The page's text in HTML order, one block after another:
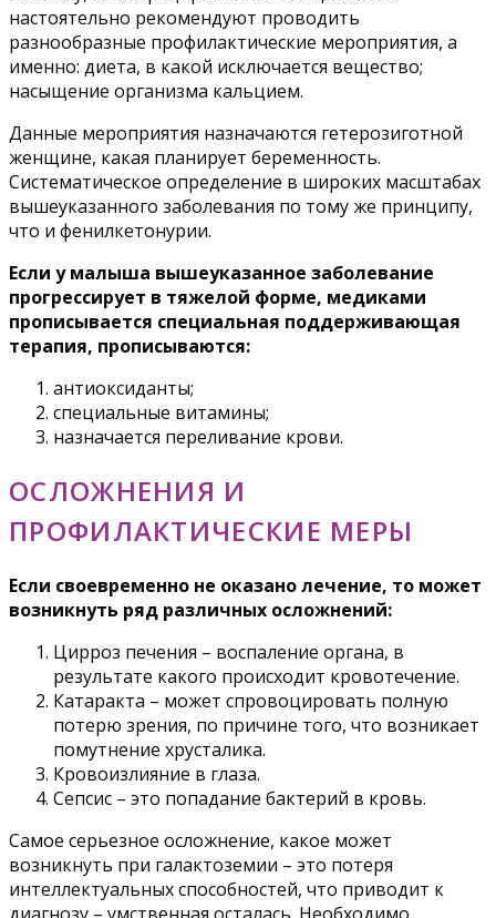
настоятельно рекомендуют проводить
разнообразные профилактические мероприятия, а
именно: диета, в какой исключается вещество;
насыщение организма кальцием.
Данные мероприятия назначаются гетерозиготной
женщине, какая планирует беременность.
Систематическое определение в широких масштабах
вышеуказанного заболевания по тому же принципу,
что и фенилкетонурии.
Если у малыша вышеуказанное заболевание
прогрессирует в тяжелой форме, медиками
прописывается специальная поддерживающая
терапия, прописываются:
антиоксиданты;
специальные витамины;
назначается переливание крови.
ОСЛОЖНЕНИЯ И
ПРОФИЛАКТИЧЕСКИЕ МЕРЫ
Если своевременно не оказано лечение, то может
возникнуть ряд различных осложнений:
Цирроз печения – воспаление органа, в
результате какого происходит кровотечение.
Катаракта – может спровоцировать полную
потерю зрения, по причине того, что возникает
помутнение хрусталика.
Кровоизлияние в глаза.
Сепсис – это попадание бактерий в кровь.
Самое серьезное осложнение, какое может
возникнуть при галактоземии – это потеря
интеллектуальных способностей, что приводит к